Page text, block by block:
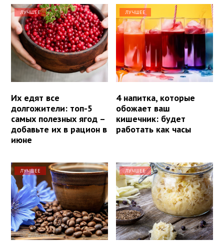
ЛУЧШЕЕ
Их едят все
долгожители: топ-5
самых полезных ягод –
добавьте их в рацион в
июне
ЛУЧШЕЕ
4 напитка, которые
обожает ваш
кишечник: будет
работать как часы
ЛУЧШЕЕ ЛУЧШЕЕ